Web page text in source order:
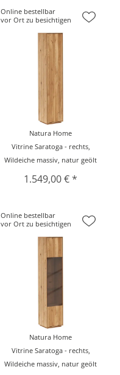
Online bestellbar
vor Ort zu besichtigen
Natura Home
Vitrine Saratoga - rechts,
Wildeiche massiv, natur geölt
1.549,00 € *
Online bestellbar
vor Ort zu besichtigen
Natura Home
Vitrine Saratoga - rechts,
Wildeiche massiv, natur geölt